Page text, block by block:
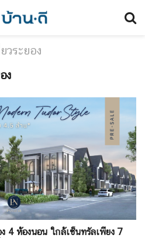
วระยอง
ง
ง 4 ห้องนอน ใกล้เซ็นทรัลเพียง 7